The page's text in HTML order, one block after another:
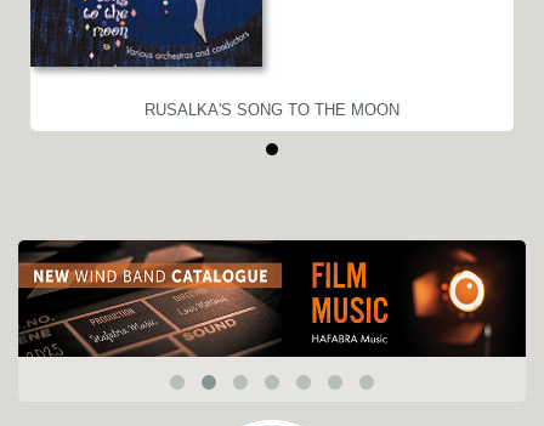
RUSALKA'S SONG TO THE MOON